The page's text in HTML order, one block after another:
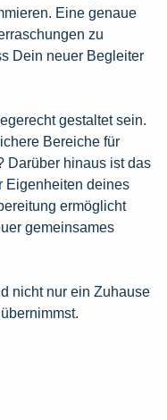
Eine genaue
zu
Dein neuer Begleiter
gestaltet sein.
Bereiche für
Darüber hinaus ist das
Eigenheiten deines
ermöglicht
gemeinsames
nicht nur ein Zuhause